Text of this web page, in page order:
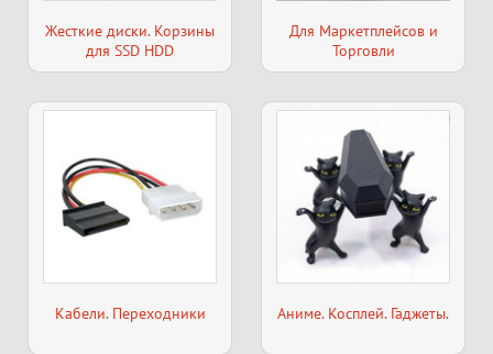
Жесткие диски. Корзины
для SSD HDD
Для Маркетплейсов и
Торговли
Кабели. Переходники Аниме. Косплей. Гаджеты.